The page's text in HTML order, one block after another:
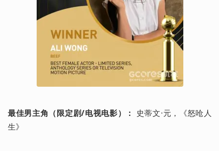
最佳男主角（限定剧/电视电影）：
史蒂文·元，《怒呛人
生》